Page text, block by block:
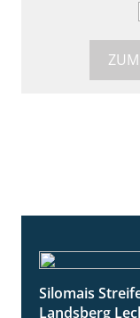
Silomais
Landsberg